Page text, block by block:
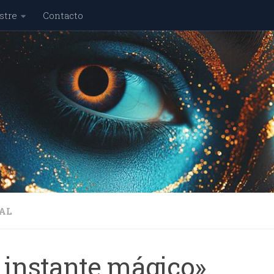
Contacto
instante mágico»